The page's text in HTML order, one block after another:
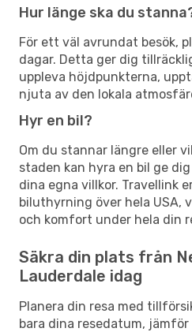
Hur länge ska du
För ett väl avrundat besök,
dagar. Detta ger dig
uppleva höjdpunkterna,
njuta av den lokala
Hyr en bil?
Om du stannar längre eller
staden kan hyra en bil ge
dina egna villkor. Travellink
biluthyrning över hela USA,
och komfort under hela din
Säkra din plats från
Lauderdale idag
Planera din resa med
bara dina resedatum,